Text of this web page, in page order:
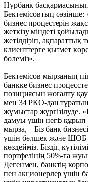
Нурбанк
Бектемісовтың
бизнес процестерін
жеткізу міндеті
жетілдіріп,
клиенттерге қызмет
бөлеміз».
Бектемісов мырзаның
банкке бизнес
позициясын жоғалту
мен 34 РКО-дан
жұмыстар жүргізілуде.
дамуы үшін негіз құрып
мырза, – Біз банк
үшін бөлшек және ШОБ
көздейміз. Біздің
портфелінің 50%-ға
Дегенмен, банктің
пен акционерлер үшін